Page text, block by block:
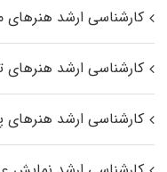
کارشناسی ارشد هنرهای
کارشناسی ارشد
کارشناسی ارشد